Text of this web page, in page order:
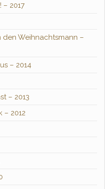
2017
Weihnachtsmann –
– 2014
– 2013
– 2012